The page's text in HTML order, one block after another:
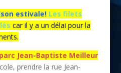
estivale! Les filets
car il y a un délai pour la
parc Jean-Baptiste Meilleur
prendre la rue Jean-